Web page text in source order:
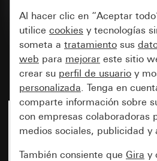
Módulo de
RF Multi de 1
modo de
Al hacer clic en “Aceptar
utilice cookies y tecnologías
someta a tratamiento sus
web para mejorar este sitio
crear su perfil de usuario y
personalizada. Tenga en
comparte información sobre
con empresas colaboradoras
medios sociales, publicidad y
También consiente que Gira y